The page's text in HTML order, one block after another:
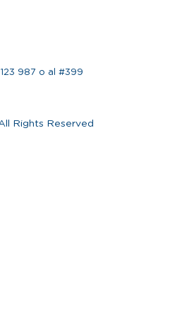
987 o al #399
Rights Reserved